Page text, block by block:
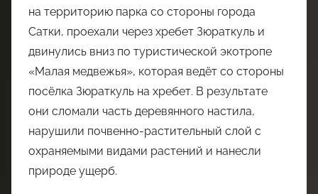
на территорию парка со стороны города
Сатки, проехали через хребет Зюраткуль и
двинулись вниз по туристической экотропе
«Малая медвежья», которая ведёт со стороны
посёлка Зюраткуль на хребет. В результате
они сломали часть деревянного настила,
нарушили почвенно-растительный слой с
охраняемыми видами растений и нанесли
природе ущерб.